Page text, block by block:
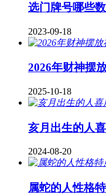
选门牌号哪些
2023-09-18
2026年财神摆
2025-10-18
亥月出生的人
2024-08-20
属蛇的人性格